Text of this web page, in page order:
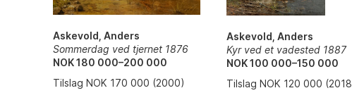
Askevold, Anders
Sommerdag ved tjernet 1876
NOK 180 000–200 000
Tilslag NOK 170 000 (2000)
Askevold, Anders
Kyr ved et vadested 1887
NOK 100 000–150 000
Tilslag NOK 120 000